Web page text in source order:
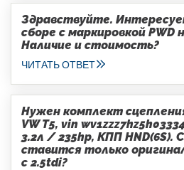
Здравствуйте.
сборе с маркировкой PWD
Наличие и стоимость?
ЧИТАТЬ ОТВЕТ
Нужен комплект
VW T5, vin
3.2л / 235hp, КПП HND(6S).
ставится только
с 2.5tdi?